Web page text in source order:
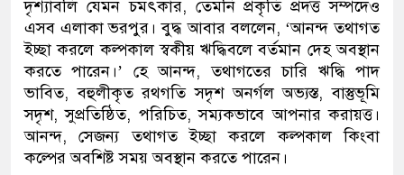
দৃশ্যাবলি যেমন চমৎকার, তেমনি প্রকৃতি প্রদত্ত সম্পদেও
এসব এলাকা ভরপুর। বুদ্ধ আবার বললেন, ‘আনন্দ তথাগত
ইচ্ছা করলে কল্পকাল স্বকীয় ঋদ্ধিবলে বর্তমান দেহ অবস্থান
করতে পারেন।’ হে আনন্দ, তথাগতের চারি ঋদ্ধি পাদ
ভাবিত, বহুলীকৃত রথগতি সদৃশ অনর্গল অভ্যস্ত, বাস্তুভূমি
সদৃশ, সুপ্রতিষ্ঠিত, পরিচিত, সম্যকভাবে আপনার করায়ত্ত।
আনন্দ, সেজন্য তথাগত ইচ্ছা করলে কল্পকাল কিংবা
কল্পের অবশিষ্ট সময় অবস্থান করতে পারেন।